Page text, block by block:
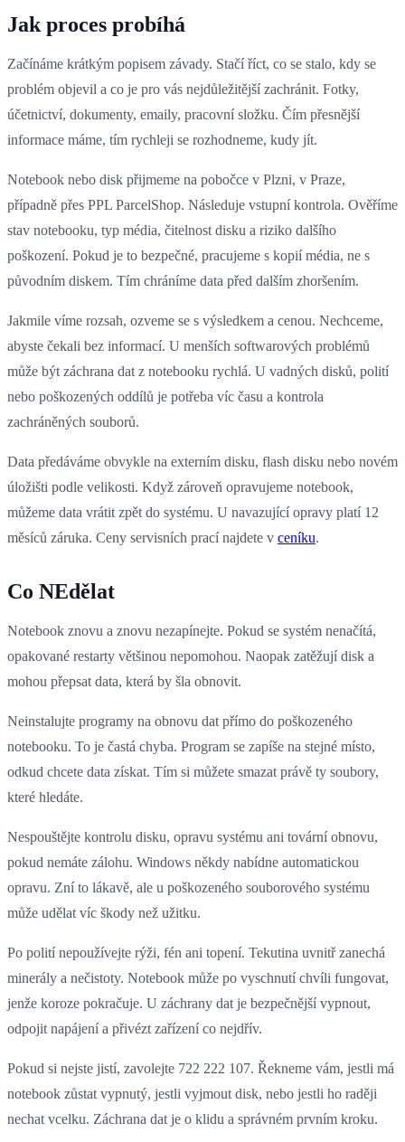
Jak proces probíhá
Začínáme krátkým popisem závady. Stačí říct, co se stalo, kdy se
problém objevil a co je pro vás nejdůležitější zachránit. Fotky,
účetnictví, dokumenty, emaily, pracovní složku. Čím přesnější
informace máme, tím rychleji se rozhodneme, kudy jít.
Notebook nebo disk přijmeme na pobočce v Plzni, v Praze,
případně přes PPL ParcelShop. Následuje vstupní kontrola. Ověříme
stav notebooku, typ média, čitelnost disku a riziko dalšího
poškození. Pokud je to bezpečné, pracujeme s kopií média, ne s
původním diskem. Tím chráníme data před dalším zhoršením.
Jakmile víme rozsah, ozveme se s výsledkem a cenou. Nechceme,
abyste čekali bez informací. U menších softwarových problémů
může být záchrana dat z notebooku rychlá. U vadných disků, polití
nebo poškozených oddílů je potřeba víc času a kontrola
zachráněných souborů.
Data předáváme obvykle na externím disku, flash disku nebo novém
úložišti podle velikosti. Když zároveň opravujeme notebook,
můžeme data vrátit zpět do systému. U navazující opravy platí 12
měsíců záruka. Ceny servisních prací najdete v ceníku.
Co NEdělat
Notebook znovu a znovu nezapínejte. Pokud se systém nenačítá,
opakované restarty většinou nepomohou. Naopak zatěžují disk a
mohou přepsat data, která by šla obnovit.
Neinstalujte programy na obnovu dat přímo do poškozeného
notebooku. To je častá chyba. Program se zapíše na stejné místo,
odkud chcete data získat. Tím si můžete smazat právě ty soubory,
které hledáte.
Nespouštějte kontrolu disku, opravu systému ani tovární obnovu,
pokud nemáte zálohu. Windows někdy nabídne automatickou
opravu. Zní to lákavě, ale u poškozeného souborového systému
může udělat víc škody než užitku.
Po polití nepoužívejte rýži, fén ani topení. Tekutina uvnitř zanechá
minerály a nečistoty. Notebook může po vyschnutí chvíli fungovat,
jenže koroze pokračuje. U záchrany dat je bezpečnější vypnout,
odpojit napájení a přivézt zařízení co nejdřív.
Pokud si nejste jistí, zavolejte 722 222 107. Řekneme vám, jestli má
notebook zůstat vypnutý, jestli vyjmout disk, nebo jestli ho raději
nechat vcelku. Záchrana dat je o klidu a správném prvním kroku.